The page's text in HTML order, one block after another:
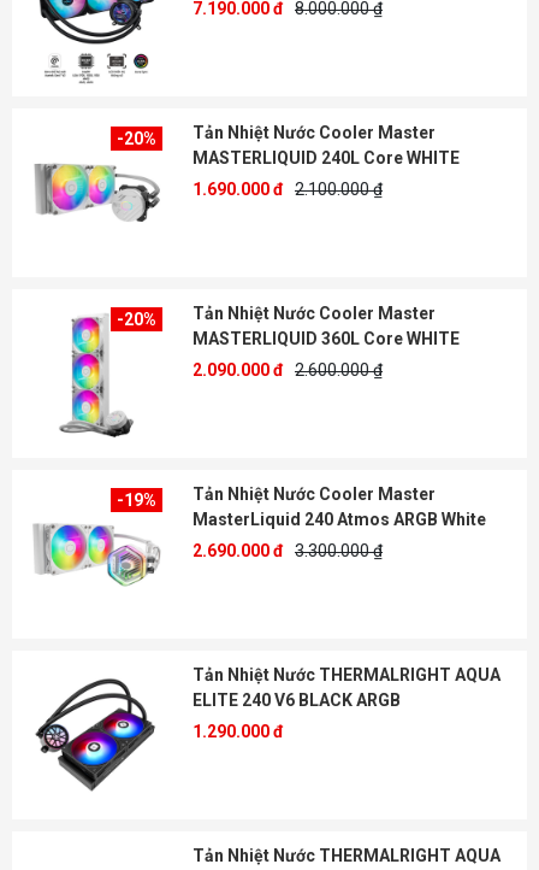
7.190.000 đ 8.000.000 ₫
-20%
Tản Nhiệt Nước Cooler Master
MASTERLIQUID 240L Core WHITE
1.690.000 đ 2.100.000 ₫
-20%
Tản Nhiệt Nước Cooler Master
MASTERLIQUID 360L Core WHITE
2.090.000 đ 2.600.000 ₫
-19%
Tản Nhiệt Nước Cooler Master
MasterLiquid 240 Atmos ARGB White
2.690.000 đ 3.300.000 ₫
Tản Nhiệt Nước THERMALRIGHT AQUA
ELITE 240 V6 BLACK ARGB
1.290.000 đ
Tản Nhiệt Nước THERMALRIGHT AQUA